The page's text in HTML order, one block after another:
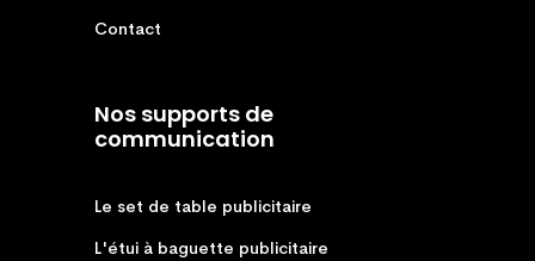
Contact
Nos supports de
communication
Le set de table publicitaire
L'étui à baguette publicitaire